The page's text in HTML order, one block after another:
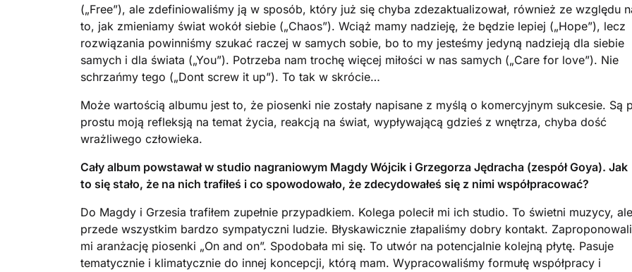
(„Free”), ale zdefiniowaliśmy ją w sposób, który już się chyba zdezaktualizował, również ze względu
to, jak zmieniamy świat wokół siebie („Chaos”). Wciąż mamy nadzieję, że będzie lepiej („Hope”), lecz
rozwiązania powinniśmy szukać raczej w samych sobie, bo to my jesteśmy jedyną nadzieją dla siebie
samych i dla świata („You”). Potrzeba nam trochę więcej miłości w nas samych („Care for love”). Nie
schrzańmy tego („Dont screw it up”). To tak w skrócie…
Może wartością albumu jest to, że piosenki nie zostały napisane z myślą o komercyjnym sukcesie. Są
prostu moją refleksją na temat życia, reakcją na świat, wypływającą gdzieś z wnętrza, chyba dość
wrażliwego człowieka.
Cały album powstawał w studio nagraniowym Magdy Wójcik i Grzegorza Jędracha (zespół Goya). Jak
to się stało, że na nich trafiłeś i co spowodowało, że zdecydowałeś się z nimi współpracować?
Do Magdy i Grzesia trafiłem zupełnie przypadkiem. Kolega polecił mi ich studio. To świetni muzycy, ale
przede wszystkim bardzo sympatyczni ludzie. Błyskawicznie złapaliśmy dobry kontakt. Zaproponowali
mi aranżację piosenki „On and on”. Spodobała mi się. To utwór na potencjalnie kolejną płytę. Pasuje
tematycznie i klimatycznie do innej koncepcji, którą mam. Wypracowaliśmy formułę współpracy i